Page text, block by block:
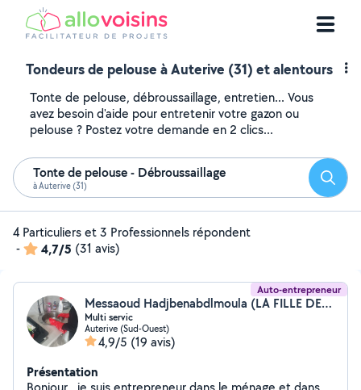
Tondeurs de pelouse à Auterive (31) et alentours
Tonte de pelouse, débroussaillage, entretien... Vous
avez besoin d'aide pour entretenir votre gazon ou
pelouse ? Postez votre demande en 2 clics...
Tonte de pelouse - Débroussaillage
à Auterive (31)
4 Particuliers et 3 Professionnels répondent
-
4,7/5 (31 avis)
Auto-entrepreneur
Messaoud Hadjbenabdlmoula (LA FILLE DE LOGIS)
Multi servic
Auterive (Sud-Ouest)
4,9/5 (19 avis)
Présentation